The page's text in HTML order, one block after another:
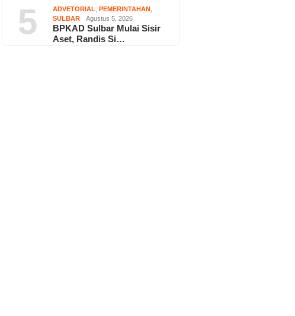
5 ADVETORIAL ,PEMERINTAHAN
SULBAR
Agustus 5, 2026
BPKAD Sulbar Mulai Sisir
Aset, Randis Si…